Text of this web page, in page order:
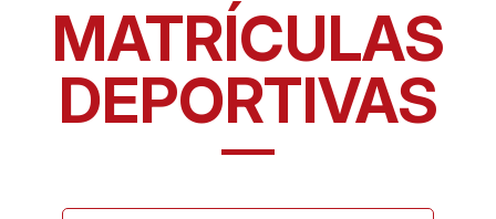
MATRÍCULAS
DEPORTIVAS